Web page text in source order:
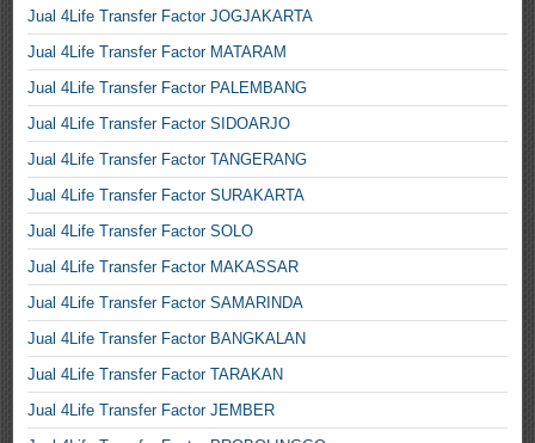
Jual 4Life Transfer Factor JOGJAKARTA
Jual 4Life Transfer Factor MATARAM
Jual 4Life Transfer Factor PALEMBANG
Jual 4Life Transfer Factor SIDOARJO
Jual 4Life Transfer Factor TANGERANG
Jual 4Life Transfer Factor SURAKARTA
Jual 4Life Transfer Factor SOLO
Jual 4Life Transfer Factor MAKASSAR
Jual 4Life Transfer Factor SAMARINDA
Jual 4Life Transfer Factor BANGKALAN
Jual 4Life Transfer Factor TARAKAN
Jual 4Life Transfer Factor JEMBER